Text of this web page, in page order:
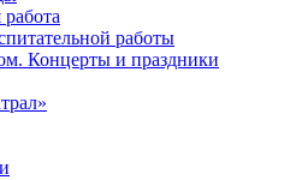
работы
Концерты и праздники